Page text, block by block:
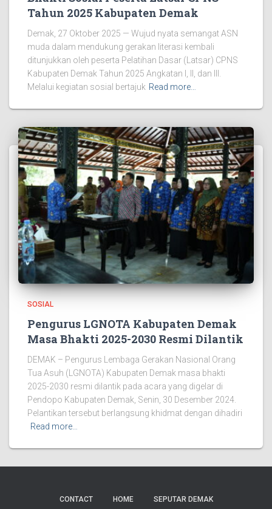
Tahun 2025 Kabupaten Demak
Demak, 27 Oktober 2025 — Wujud nyata semangat ASN
muda dalam mendukung gerakan literasi kembali
ditunjukkan oleh peserta Pelatihan Dasar (Latsar) CPNS
Kabupaten Demak Tahun 2025 Angkatan I, II, dan III.
Melalui kegiatan sosial bertajuk Read more…
SOSIAL
Pengurus LGNOTA Kabupaten Demak
Masa Bhakti 2025-2030 Resmi Dilantik
DEMAK – Pengurus Lembaga Gerakan Nasional Orang
Tua Asuh (LGNOTA) Kabupaten Demak masa bhakti
2025-2030 resmi dilantik pada acara yang digelar di
Pendopo Kabupaten Demak, Senin, 30 Desember 2024.
Pelantikan tersebut berlangsung khidmat dengan dihadiri
Read more…
CONTACT HOME SEPUTAR DEMAK